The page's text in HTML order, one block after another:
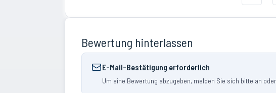
Bewertung hinterlassen
E-Mail-Bestätigung erforderlich
Um eine Bewertung abzugeben, melden Sie sich bitte an